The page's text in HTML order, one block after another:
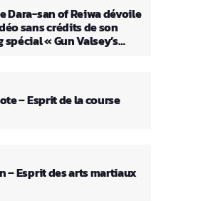
Dara-san of Reiwa dévoile
sans crédits de son
« Gun Valsey’s
– Esprit de la course
– Esprit des arts martiaux